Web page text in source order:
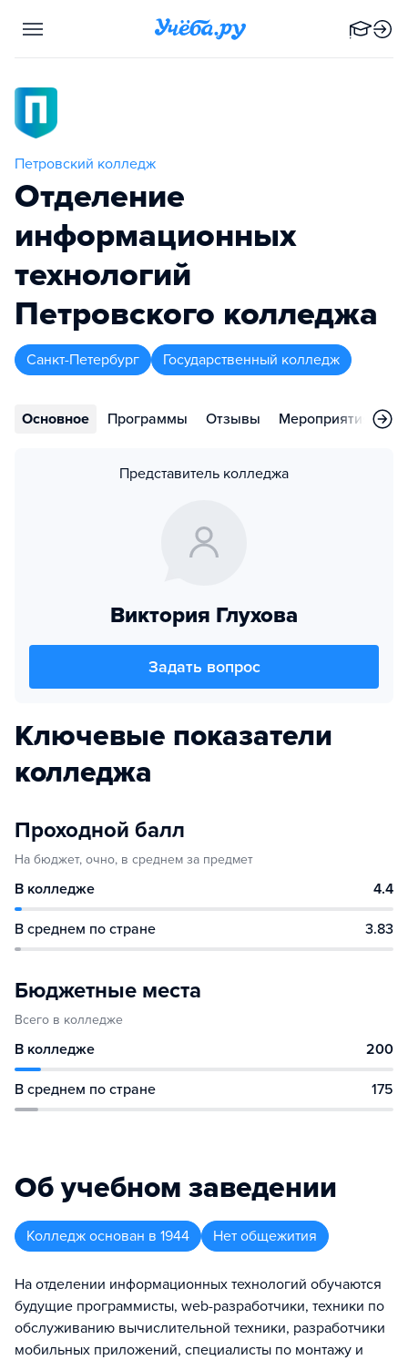
Петровский колледж
Отделение
информационных
технологий
Петровского колледжа
Санкт-Петербург Государственный колледж
Основное Программы Отзывы Мероприятия
Представитель колледжа
Виктория Глухова
Задать вопрос
Ключевые показатели
колледжа
Проходной балл
На бюджет, очно, в среднем за предмет
В колледже 4.4
В среднем по стране 3.83
Бюджетные места
Всего в колледже
В колледже 200
В среднем по стране 175
Об учебном заведении
Колледж основан в 1944 Нет общежития
На отделении информационных технологий обучаются
будущие программисты, web-разработчики, техники по
обслуживанию вычислительной техники, разработчики
мобильных приложений, специалисты по монтажу и